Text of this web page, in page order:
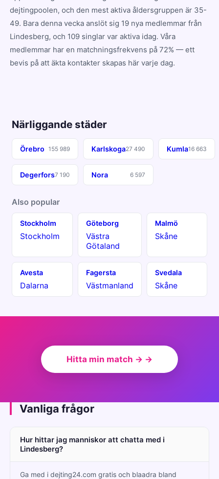
dejtingpoolen, och den mest aktiva åldersgruppen är 35-
49. Bara denna vecka anslöt sig 19 nya medlemmar från
Lindesberg, och 109 singlar var aktiva idag. Våra
medlemmar har en matchningsfrekvens på 72% — ett
bevis på att äkta kontakter skapas här varje dag.
Närliggande städer
Örebro 155 989 Karlskoga27 490 Kumla16 663
Degerfors7 190 Nora 6 597
Also popular
Stockholm
Stockholm
Göteborg
Västra
Götaland
Malmö
Skåne
Avesta
Dalarna
Fagersta
Västmanland
Svedala
Skåne
Hitta min match → →
Vanliga frågor
Hur hittar jag manniskor att chatta med i
Lindesberg?
Ga med i dejting24.com gratis och blaadra bland